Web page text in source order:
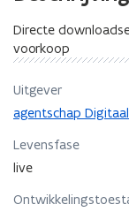
Directe
voorkoop
Uitgever
agentschap
Levensfase
live